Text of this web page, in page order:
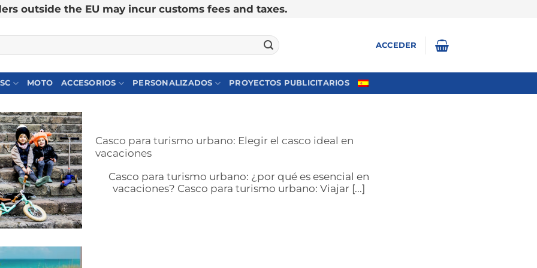
outside the EU may incur customs fees and taxes.
ACCEDER
MOTO ACCESORIOS PERSONALIZADOS PROYECTOS PUBLICITARIOS
Casco para turismo urbano: Elegir el casco ideal en
vacaciones
Casco para turismo urbano: ¿por qué es esencial en
vacaciones? Casco para turismo urbano: Viajar [...]